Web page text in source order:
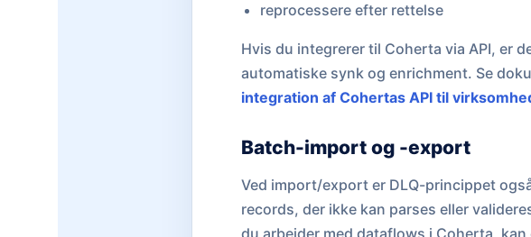
reprocessere efter rettelse
Hvis du integrerer til Coherta via API, er
automatiske synk og enrichment. Se
integration af Cohertas API til
Batch-import og -export
Ved import/export er DLQ-princippet
records, der ikke kan parses eller